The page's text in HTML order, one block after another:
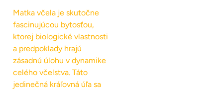
Matka včela je skutočne
fascinujúcou bytosťou,
ktorej biologické vlastnosti
a predpoklady hrajú
zásadnú úlohu v dynamike
celého včelstva. Táto
jedinečná kráľovná úľa sa